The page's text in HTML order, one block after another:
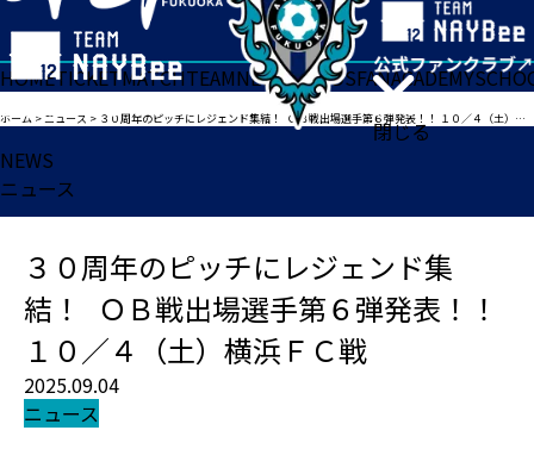
閉じる
HOMETICKETMATCHTEAMNEWSGOODSFANACADEMY
ホーム >ニュース > ３０周年のピッチにレジェンド集結！ ＯＢ戦出場選手第６弾発表！！ １０／４（土）横浜ＦＣ戦
NEWS
ニュース
３０周年のピッチにレジェンド集
結！ ＯＢ戦出場選手第６弾発表！！
１０／４（土）横浜ＦＣ戦
2025.09.04
ニュース